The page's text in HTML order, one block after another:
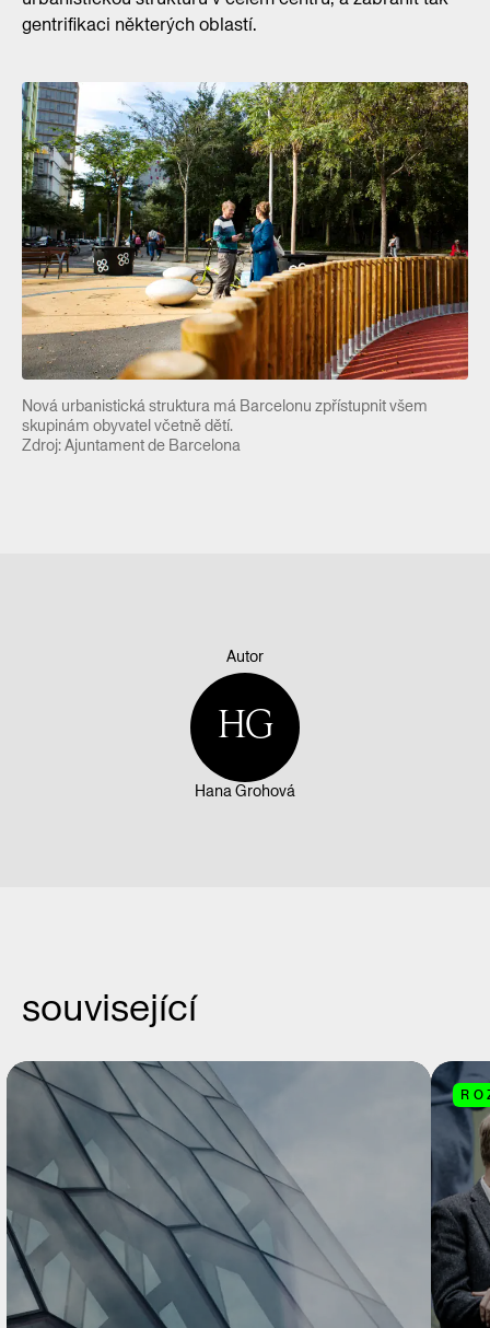
gentrifikaci některých oblastí.
Nová urbanistická struktura má Barcelonu zpřístupnit všem
skupinám obyvatel včetně dětí.
Zdroj: Ajuntament de Barcelona
Autor
HG
Hana Grohová
související